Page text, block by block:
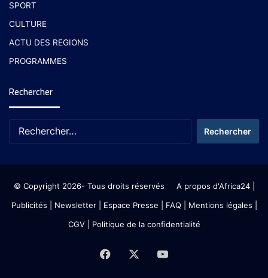
SPORT
CULTURE
ACTU DES REGIONS
PROGRAMMES
Rechercher
© Copyright 2026- Tous droits réservés A propos d'Africa24|
Publicités
Newsletter| Espace Presse | FAQ | Mentions légales
CGV| Politique de la confidentialité